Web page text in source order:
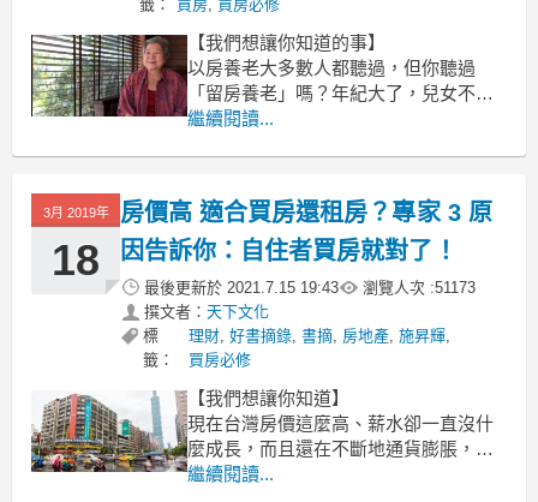
籤： 買房, 買房必修
【我們想讓你知道的事】
以房養老大多數人都聽過，但你聽過
「留房養老」嗎？年紀大了，兒女不在
身邊，不想再為「房事」操心，只想好
能夠多賺一份退休金，還能多一分保
障。
文 / 師慧君
年紀大了，兒女不
繼續閱讀...
3月 2019年
18
房價高 適合買房還租房？專家 3 原
因告訴你：自住者買房就對了！
最後更新於 2021.7.15 19:43 瀏覽人次 :51173
撰文者： 天下文化
標
籤：
理財,好書摘錄,書摘, 房地產,施昇輝,
買房必修
【我們想讓你知道】
現在台灣房價這麼高、薪水卻一直沒什
麼成長，而且還在不斷地通貨膨脹，別
說「買房」了，就連存錢都有困難......
繼續閱讀...